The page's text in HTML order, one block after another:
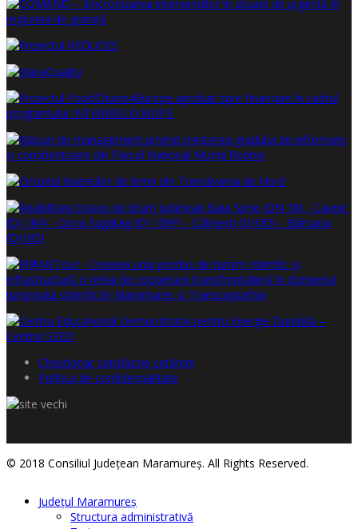
Chestionar satisfacţie cetăţeni
Politica de confidențialitate
© 2018 Consiliul Judeţean Maramureş. All Rights Reserved.
Judeţul Maramureş
Structura administrativă